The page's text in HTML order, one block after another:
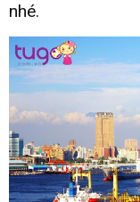
nhé.